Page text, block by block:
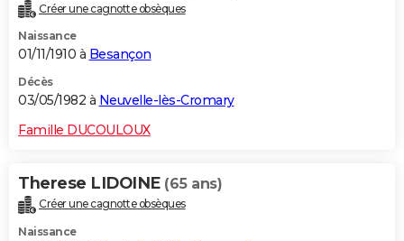
Créer une cagnotte obsèques
Naissance
01/11/1910 à Besançon
Décès
03/05/1982 à Neuvelle-lès-Cromary
Famille DUCOULOUX
Therese LIDOINE (65 ans)
Créer une cagnotte obsèques
Naissance